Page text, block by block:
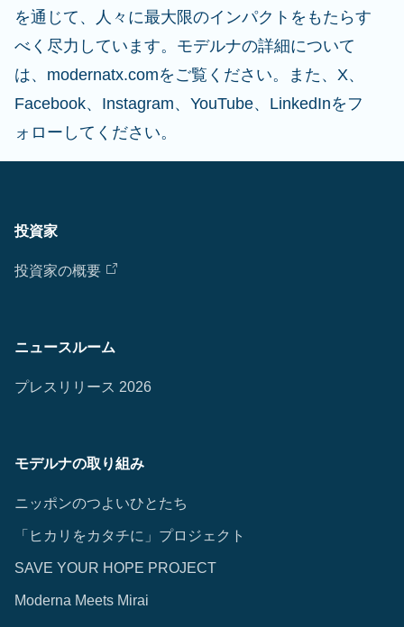
を通じて、人々に最大限のインパクトをもたらす
べく尽力しています。モデルナの詳細について
は、modernatx.comをご覧ください。また、X、
Facebook、Instagram、YouTube、LinkedInをフ
ォローしてください。
投資家
投資家の概要
ニュースルーム
プレスリリース 2026
モデルナの取り組み
ニッポンのつよいひとたち
「ヒカリをカタチに」プロジェクト
SAVE YOUR HOPE PROJECT
Moderna Meets Mirai